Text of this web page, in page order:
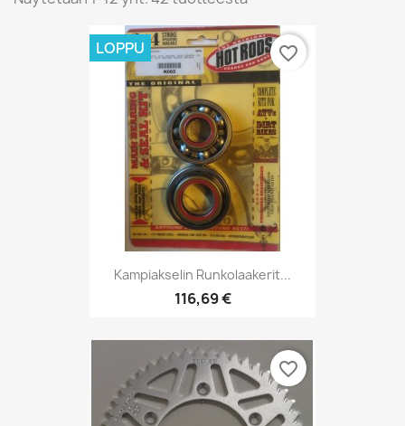
Kampiakselin Runkolaakerit...
116,69 €
LOPPU favorite_border
favorite_border